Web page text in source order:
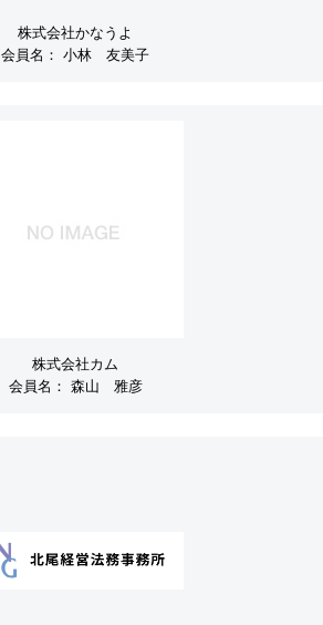
株式会社かなうよ
会員名： 小林 友美子
株式会社カム
会員名： 森山 雅彦